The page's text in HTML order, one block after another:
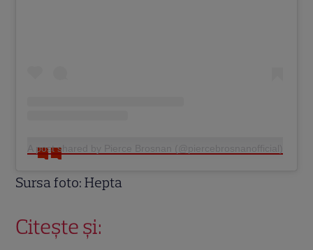
A post shared by Pierce Brosnan (@piercebrosnanofficial)
Sursa foto: Hepta
Citește și: